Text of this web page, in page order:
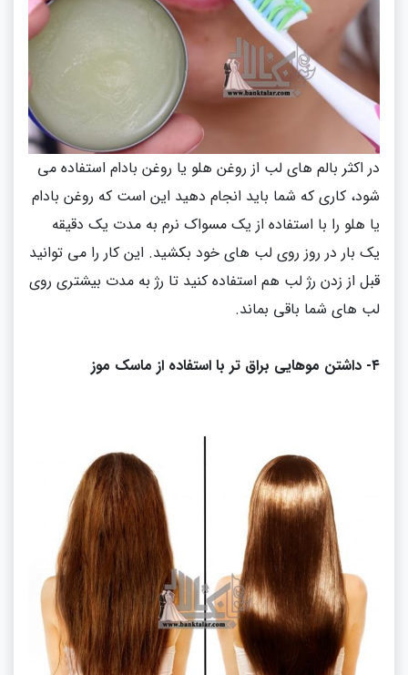
در اکثر بالم های لب از روغن هلو یا روغن بادام استفاده می
شود، کاری که شما باید انجام دهید این است که روغن بادام
یا هلو را با استفاده از یک مسواک نرم به مدت یک دقیقه
یک بار در روز روی لب های خود بکشید. این کار را می توانید
قبل از زدن رژ لب هم استفاده کنید تا رژ به مدت بیشتری روی
لب های شما باقی بماند.
۴- داشتن موهایی براق تر با استفاده از ماسک موز